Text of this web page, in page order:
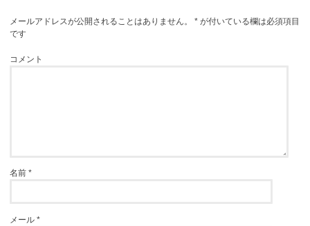
メールアドレスが公開されることはありません。 * が付いている欄は必須項目
です
コメント
名前*
メール*